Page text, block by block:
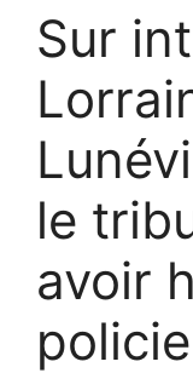
Sur
le
avoir